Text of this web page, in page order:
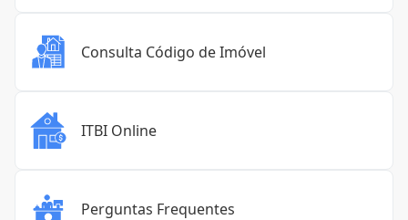
Consulta Código de Imóvel
ITBI Online
Perguntas Frequentes